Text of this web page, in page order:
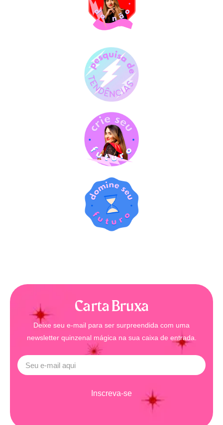
Carta Bruxa
Deixe seu e-mail para ser surpreendida com uma
newsletter quinzenal mágica na sua caixa de entrada.
Inscreva-se